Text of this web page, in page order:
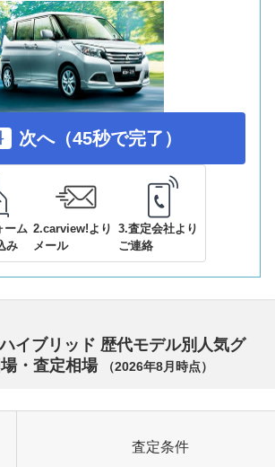
次へ（45秒で完了）
ーム
み
2.carview!より
メール
3.査定会社より
ご連絡
イブリッド 歴代モデル別人気グ
・査定相場
（2026年8月 時点）
査定条件